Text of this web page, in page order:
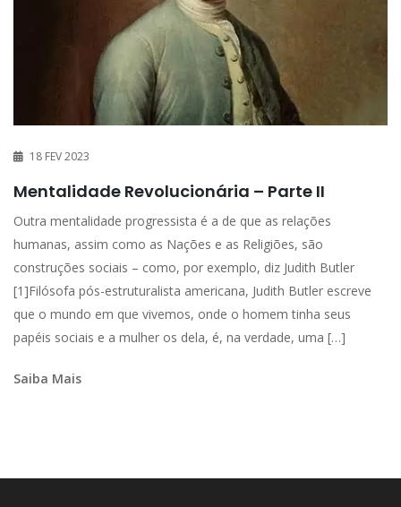
18 FEV 2023
Mentalidade Revolucionária – Parte II
Outra mentalidade progressista é a de que as relações
humanas, assim como as Nações e as Religiões, são
construções sociais – como, por exemplo, diz Judith Butler
[1]Filósofa pós-estruturalista americana, Judith Butler escreve
que o mundo em que vivemos, onde o homem tinha seus
papéis sociais e a mulher os dela, é, na verdade, uma […]
Saiba Mais